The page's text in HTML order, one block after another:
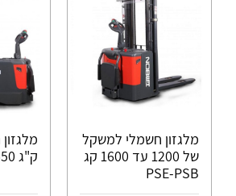
מלגזון חשמלי למשקל
של 1200 עד 1600 קג
PSE-PSB
ק"ג PS1550